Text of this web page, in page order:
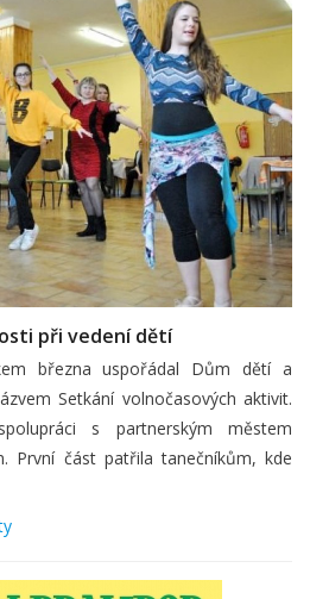
při vedení dětí
března uspořádal Dům dětí a
Setkání volnočasových aktivit.
s partnerským městem
První část patřila tanečníkům, kde